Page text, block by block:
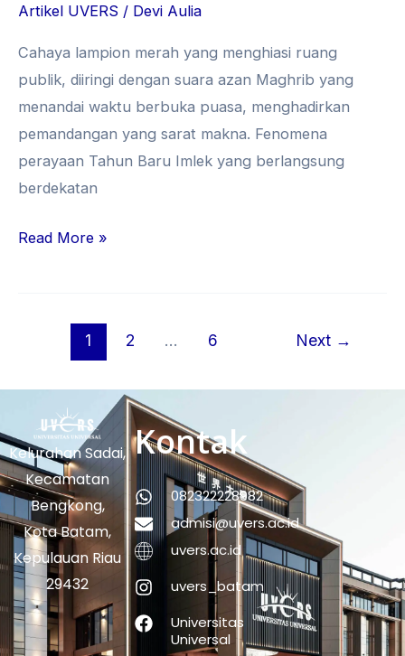
Artikel UVERS / Devi Aulia
Cahaya lampion merah yang menghiasi ruang
publik, diiringi dengan suara azan Maghrib yang
menandai waktu berbuka puasa, menghadirkan
pemandangan yang sarat makna. Fenomena
perayaan Tahun Baru Imlek yang berlangsung
berdekatan
Read More »
1 2 … 6 Next →
Kelurahan Sadai,
Kecamatan
Bengkong,
Kota Batam,
Kepulauan Riau
29432
Kontak
082322228982
admisi@uvers.ac.id
uvers.ac.id
uvers_batam
Universitas
Universal